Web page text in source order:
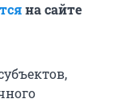
на сайте